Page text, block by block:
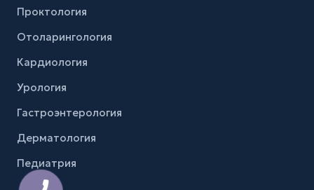
Проктология
Отоларингология
Кардиология
Урология
Гастроэнтерология
Дерматология
Педиатрия